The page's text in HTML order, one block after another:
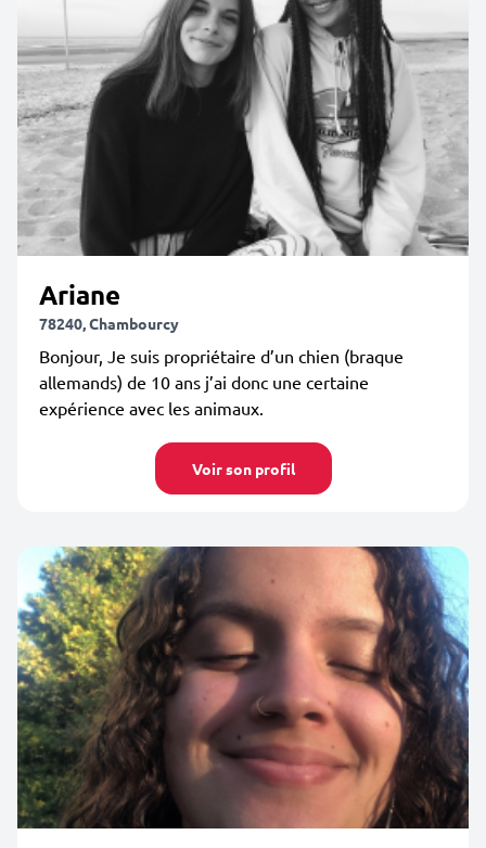
Ariane
78240, Chambourcy
Bonjour, Je suis propriétaire d’un chien (braque
allemands) de 10 ans j’ai donc une certaine
expérience avec les animaux.
Voir son profil